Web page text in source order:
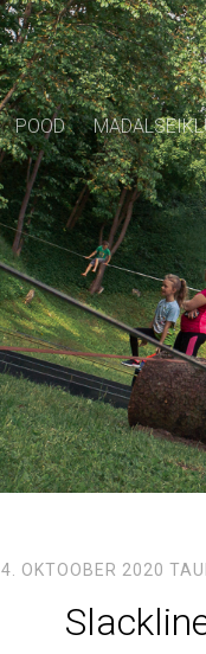
POOD
4. OKTOOBER 2020